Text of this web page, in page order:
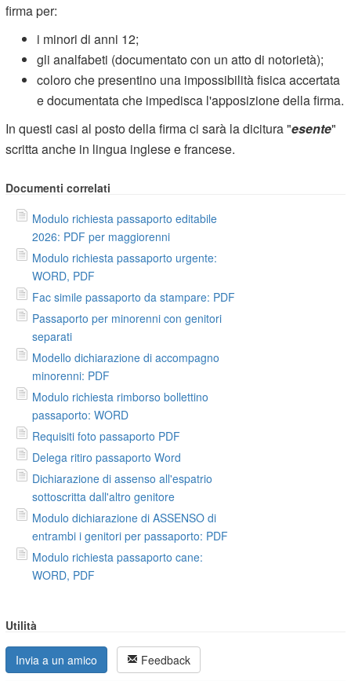
firma per:
i minori di anni 12;
gli analfabeti (documentato con un atto di notorietà);
coloro che presentino una impossibilità fisica accertata
e documentata che impedisca l'apposizione della firma.
In questi casi al posto della firma ci sarà la dicitura "esente"
scritta anche in lingua inglese e francese.
Documenti correlati
Modulo richiesta passaporto editabile
2026: PDF per maggiorenni
Modulo richiesta passaporto urgente:
WORD, PDF
Fac simile passaporto da stampare: PDF
Passaporto per minorenni con genitori
separati
Modello dichiarazione di accompagno
minorenni: PDF
Modulo richiesta rimborso bollettino
passaporto: WORD
Requisiti foto passaporto PDF
Delega ritiro passaporto Word
Dichiarazione di assenso all'espatrio
sottoscritta dall'altro genitore
Modulo dichiarazione di ASSENSO di
entrambi i genitori per passaporto: PDF
Modulo richiesta passaporto cane:
WORD, PDF
Utilità
Invia a un amico Feedback